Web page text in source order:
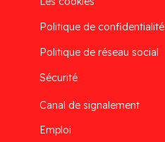
Politique de confidentialité
Politique de réseau social
Sécurité
Canal de signalement
Emploi